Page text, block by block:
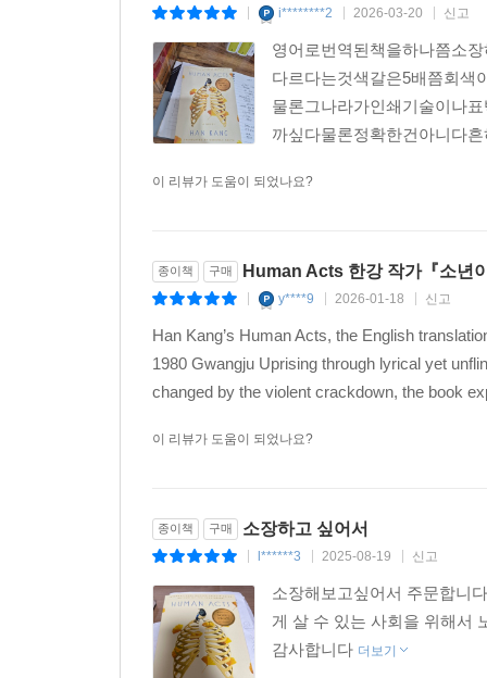
i********2 2026-03-20 신고
영어로번역된책을하나쯤소
다르다는것색갈은5배쯤회색
물론그나라가인쇄기술이나
까싶다물론정확한건아니다
이 리뷰가 도움이 되었나요?
종이책 구매 Human Acts 한강 작가『소년
y****9 2026-01-18 신고
Han Kang’s Human Acts, the English
1980 Gwangju Uprising through lyrical yet
changed by the violent crackdown, the book
이 리뷰가 도움이 되었나요?
종이책 구매 소장하고 싶어서
l******3 2025-08-19 신고
소장해보고싶어서 주문합니
게 살 수 있는 사회을 위해서
감사합니다 더보기